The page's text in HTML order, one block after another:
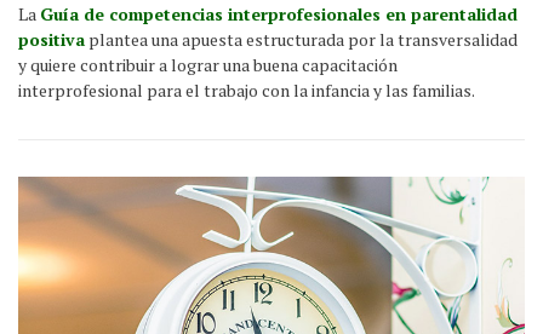
La Guía de competencias interprofesionales en parentalidad
positiva plantea una apuesta estructurada por la transversalidad
y quiere contribuir a lograr una buena capacitación
interprofesional para el trabajo con la infancia y las familias.